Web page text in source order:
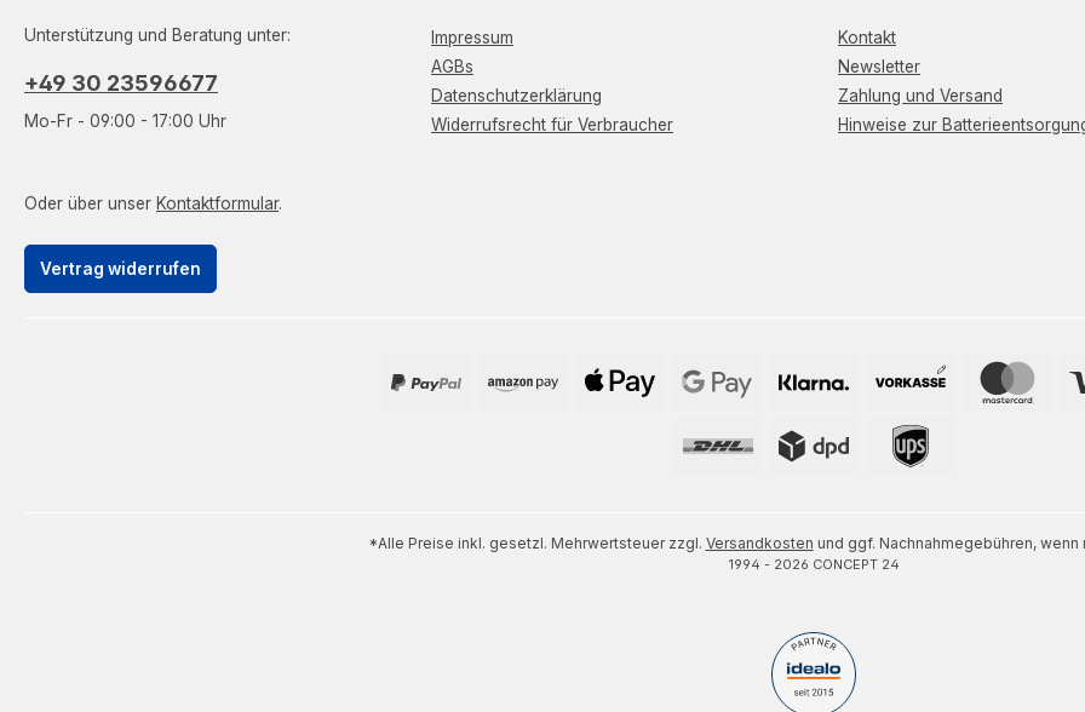
Unterstützung und Beratung unter:
+49 30 23596677
Mo-Fr - 09:00 - 17:00 Uhr
Oder über unser Kontaktformular.
Vertrag widerrufen
Impressum
AGBs
Datenschutzerklärung
Widerrufsrecht für Verbraucher
Kontakt
Newsletter
Zahlung und Versand
Hinweise zur
*Alle Preise inkl. gesetzl. Mehrwertsteuer zzgl. Versandkosten und ggf. Nachnahmegebühren,
1994 - 2026 CONCEPT 24